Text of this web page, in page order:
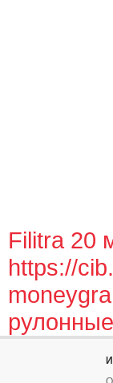
Filitra 20
https://